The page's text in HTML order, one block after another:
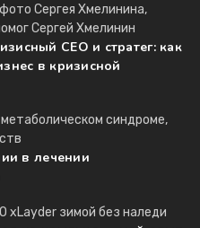
CEO и стратег: как
в кризисной
в лечении